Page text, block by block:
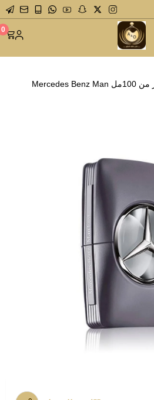
متجر عاشق العطور 0
مرسيدس بنز مان جراي فور من 100مل Mercedes Benz Man